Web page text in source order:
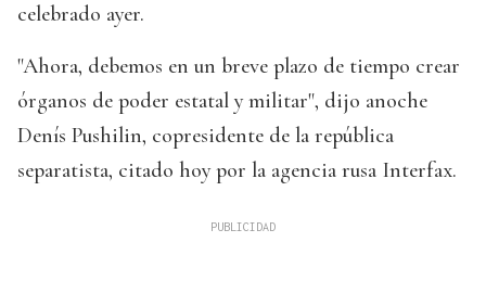
celebrado ayer.
"Ahora, debemos en un breve plazo de tiempo crear
órganos de poder estatal y militar", dijo anoche
Denís Pushilin, copresidente de la república
separatista, citado hoy por la agencia rusa Interfax.